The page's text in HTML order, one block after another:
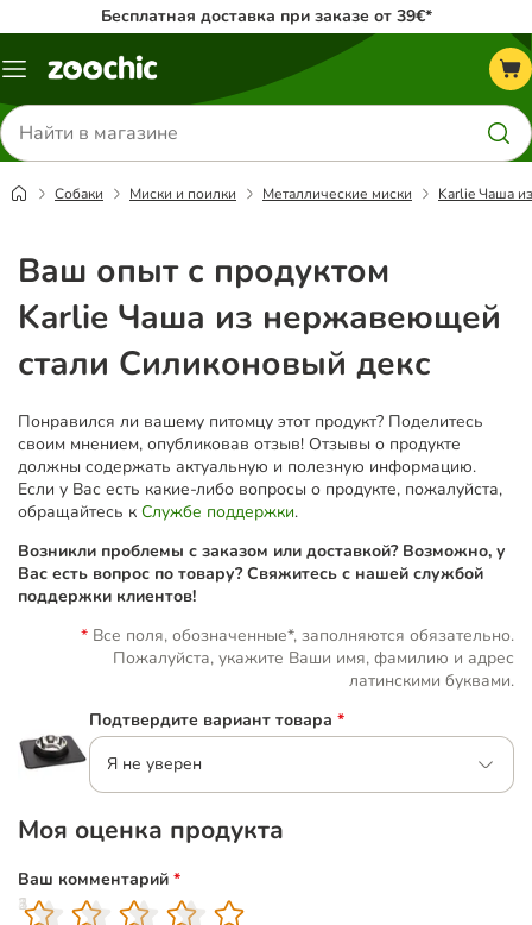
Бесплатная доставка при заказе от 39€*
Каталог
Поиск
товаров
Собаки Миски и поилки Металлические миски Karlie Чаша
Ваш опыт с продуктом
Karlie Чаша из нержавеющей
стали Силиконовый декс
Понравился ли вашему питомцу этот продукт? Поделитесь
своим мнением, опубликовав отзыв! Отзывы о продукте
должны содержать актуальную и полезную информацию.
Если у Вас есть какие-либо вопросы о продукте, пожалуйста,
обращайтесь к Службе поддержки.
Возникли проблемы с заказом или доставкой? Возможно, у
Вас есть вопрос по товару? Свяжитесь с нашей службой
поддержки клиентов!
Все поля, обозначенные*, заполняются обязательно.
Пожалуйста, укажите Ваши имя, фамилию и адрес
латинскими буквами.
Подтвердите вариант товара *
Я не уверен
Моя оценка продукта
Ваш комментарий *
1
2
3
4
5